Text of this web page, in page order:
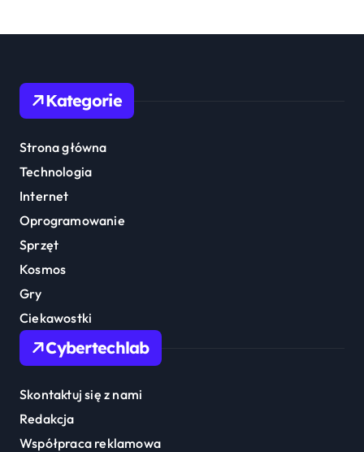
Kategorie
Strona główna
Technologia
Internet
Oprogramowanie
Sprzęt
Kosmos
Gry
Ciekawostki
Cybertechlab
Skontaktuj się z nami
Redakcja
Współpraca reklamowa